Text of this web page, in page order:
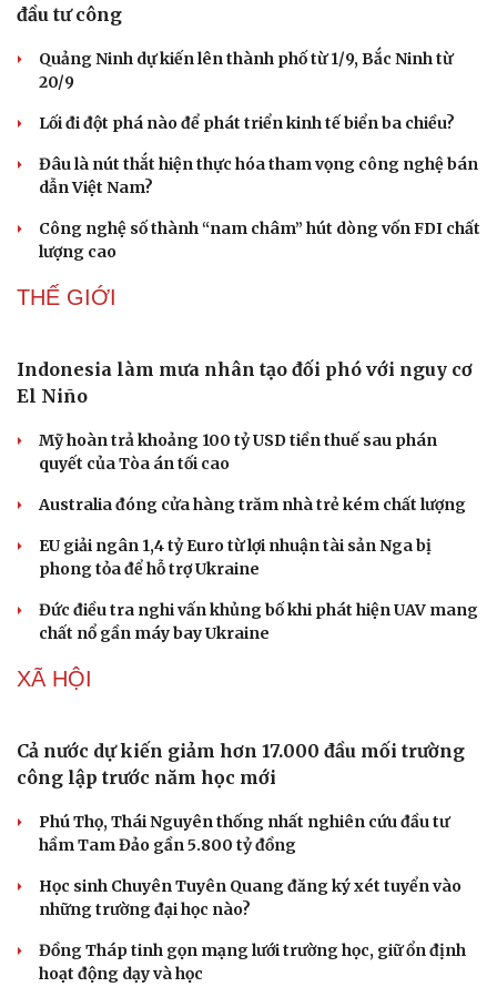
Sức khỏe
Dinh dưỡng - món ngon
Cây thuốc
Sản phụ khoa
Nam khoa
Làm đẹp - giảm cân
Đời sống
Nhà đẹp
Blog
đầu tư công
Quảng Ninh dự kiến lên thành phố từ 1/9, Bắc Ninh từ
20/9
Lối đi đột phá nào để phát triển kinh tế biển ba chiều?
Đâu là nút thắt hiện thực hóa tham vọng công nghệ bán
dẫn Việt Nam?
Công nghệ số thành “nam châm” hút dòng vốn FDI chất
lượng cao
THẾ GIỚI
Indonesia làm mưa nhân tạo đối phó với nguy cơ
El Niño
Mỹ hoàn trả khoảng 100 tỷ USD tiền thuế sau phán
quyết của Tòa án tối cao
Australia đóng cửa hàng trăm nhà trẻ kém chất lượng
EU giải ngân 1,4 tỷ Euro từ lợi nhuận tài sản Nga bị
phong tỏa để hỗ trợ Ukraine
Đức điều tra nghi vấn khủng bố khi phát hiện UAV mang
chất nổ gần máy bay Ukraine
XÃ HỘI
Cả nước dự kiến giảm hơn 17.000 đầu mối trường
công lập trước năm học mới
Phú Thọ, Thái Nguyên thống nhất nghiên cứu đầu tư
hầm Tam Đảo gần 5.800 tỷ đồng
Học sinh Chuyên Tuyên Quang đăng ký xét tuyển vào
những trường đại học nào?
Đồng Tháp tinh gọn mạng lưới trường học, giữ ổn định
hoạt động dạy và học